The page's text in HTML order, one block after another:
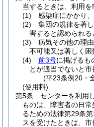
当するときは、利用を
(1)
感染症にかかり
(2)
集団の規律を著
害すると認められる
(3)
病気その他の理
不可能又は著しく困
(4)
前3号に掲げるも
とが適当でないと市
(平23条例20・
(使用料)
第5条
センターを利用
ものは、障害者の日
るための法律第29条
スを受けたときは、